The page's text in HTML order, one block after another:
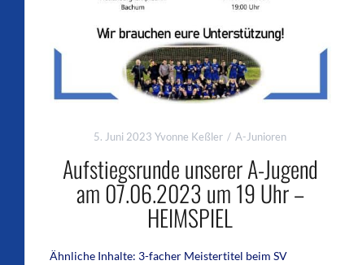
5. Juni 2023 Yvonne Keßler A-Junioren
Aufstiegsrunde unserer A-Jugend
am 07.06.2023 um 19 Uhr –
HEIMSPIEL
Ähnliche Inhalte: 3-facher Meistertitel beim SV